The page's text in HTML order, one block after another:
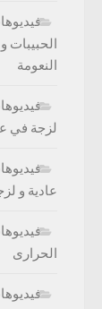
الحبيبات
النعومة
لزجة في
عادية و
الحرارى